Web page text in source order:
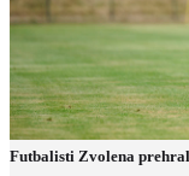
Futbalisti Zvolena